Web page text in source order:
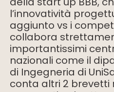
l’innovatività
aggiunto vs i
collabora
importantissimi
nazionali come il
di Ingegneria di
conta altri 2